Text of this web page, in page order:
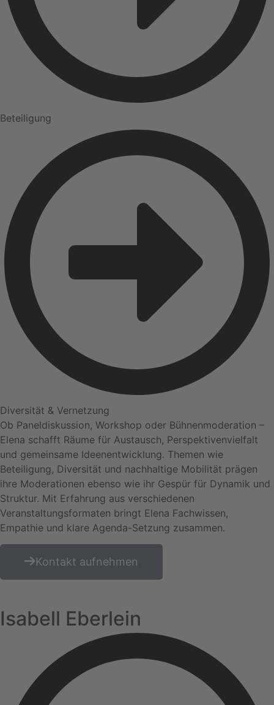
Beteiligung
Diversität & Vernetzung
Ob Paneldiskussion, Workshop oder Bühnenmoderation –
Elena schafft Räume für Austausch, Perspektivenvielfalt
und gemeinsame Ideenentwicklung. Themen wie
Beteiligung, Diversität und nachhaltige Mobilität prägen
ihre Moderationen ebenso wie ihr Gespür für Dynamik und
Struktur. Mit Erfahrung aus verschiedenen
Veranstaltungsformaten bringt Elena Fachwissen,
Empathie und klare Agenda-Setzung zusammen.
Kontakt aufnehmen
Isabell Eberlein